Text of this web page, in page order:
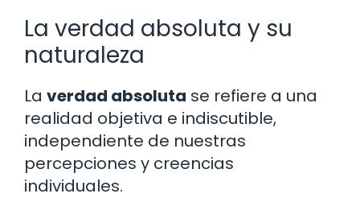
La verdad absoluta y su
naturaleza
La verdad absoluta se refiere a una
realidad objetiva e indiscutible,
independiente de nuestras
percepciones y creencias
individuales.